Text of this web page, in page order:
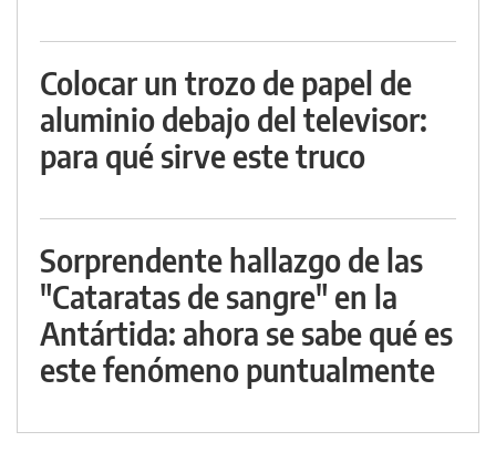
Colocar un trozo de papel de
aluminio debajo del televisor:
para qué sirve este truco
Sorprendente hallazgo de las
"Cataratas de sangre" en la
Antártida: ahora se sabe qué es
este fenómeno puntualmente